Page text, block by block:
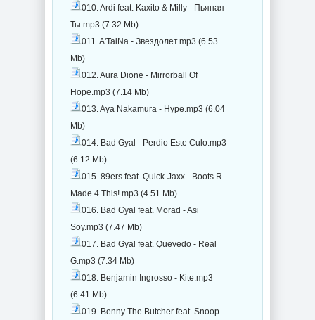
010. Ardi feat. Kaxito & Milly - Пьяная
Ты.mp3 (7.32 Mb)
011. A'TaiNa - Звездолет.mp3 (6.53
Mb)
012. Aura Dione - Mirrorball Of
Hope.mp3 (7.14 Mb)
013. Aya Nakamura - Hype.mp3 (6.04
Mb)
014. Bad Gyal - Perdio Este Culo.mp3
(6.12 Mb)
015. 89ers feat. Quick-Jaxx - Boots R
Made 4 This!.mp3 (4.51 Mb)
016. Bad Gyal feat. Morad - Asi
Soy.mp3 (7.47 Mb)
017. Bad Gyal feat. Quevedo - Real
G.mp3 (7.34 Mb)
018. Benjamin Ingrosso - Kite.mp3
(6.41 Mb)
019. Benny The Butcher feat. Snoop